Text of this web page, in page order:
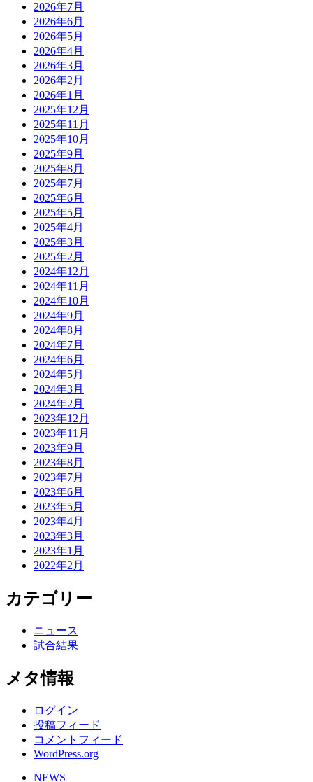
2026年7月
2026年6月
2026年5月
2026年4月
2026年3月
2026年2月
2026年1月
2025年12月
2025年11月
2025年10月
2025年9月
2025年8月
2025年7月
2025年6月
2025年5月
2025年4月
2025年3月
2025年2月
2024年12月
2024年11月
2024年10月
2024年9月
2024年8月
2024年7月
2024年6月
2024年5月
2024年3月
2024年2月
2023年12月
2023年11月
2023年9月
2023年8月
2023年7月
2023年6月
2023年5月
2023年4月
2023年3月
2023年1月
2022年2月
カテゴリー
ニュース
試合結果
メタ情報
ログイン
投稿フィード
コメントフィード
WordPress.org
NEWS